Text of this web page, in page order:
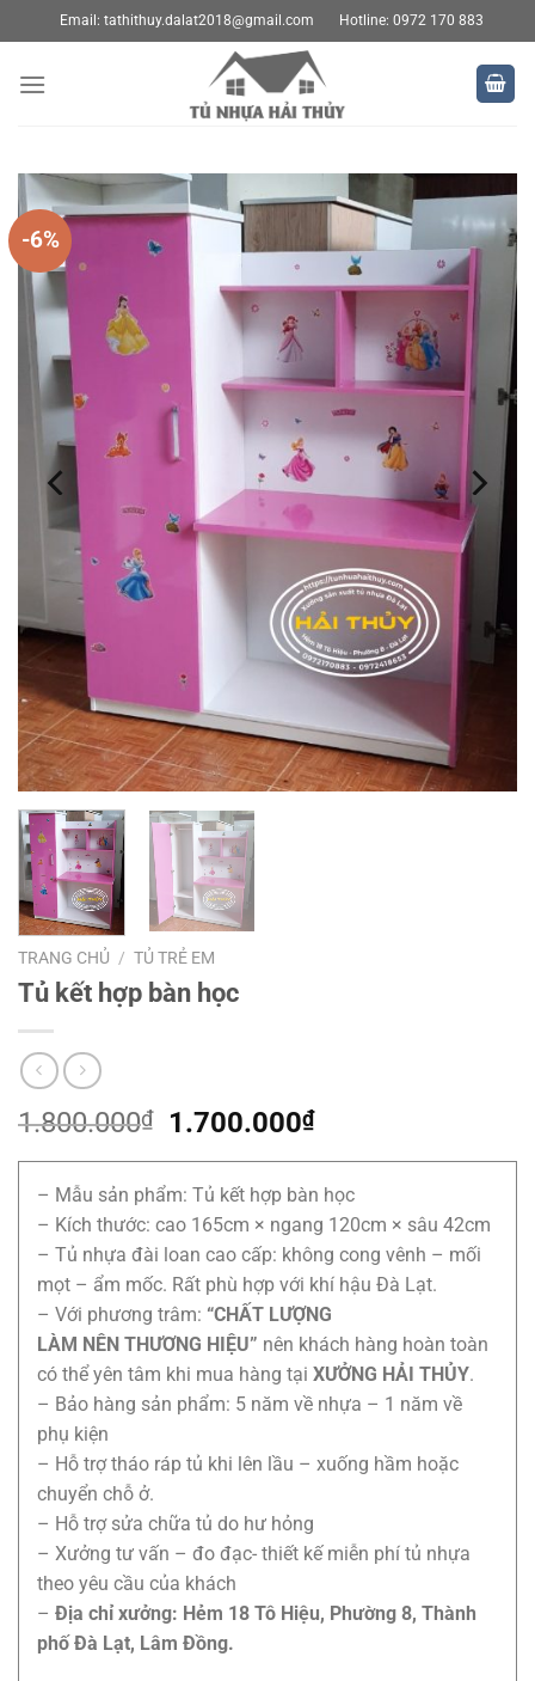
qua
nội
Email: tathithuy.dalat2018@gmail.com Hotline: 0972 170 883
-6%
TRANG CHỦ / TỦ TRẺ EM
Tủ kết hợp bàn học
1.800.000₫
Giá
là:
1.800.000₫.
1.700.000₫Giá
tại
là:
1.700.000₫.
– Mẫu sản phẩm: Tủ kết hợp bàn học
– Kích thước: cao 165cm × ngang 120cm × sâu 42cm
– Tủ nhựa đài loan cao cấp: không cong vênh – mối
mọt – ẩm mốc. Rất phù hợp với khí hậu Đà Lạt.
– Với phương trâm: “CHẤT LƯỢNG
LÀM NÊN THƯƠNG HIỆU” nên khách hàng hoàn toàn
có thể yên tâm khi mua hàng tại XƯỞNG HẢI THỦY.
– Bảo hàng sản phẩm: 5 năm về nhựa – 1 năm về
phụ kiện
– Hỗ trợ tháo ráp tủ khi lên lầu – xuống hầm hoặc
chuyển chỗ ở.
– Hỗ trợ sửa chữa tủ do hư hỏng
– Xưởng tư vấn – đo đạc- thiết kế miễn phí tủ nhựa
theo yêu cầu của khách
– Địa chỉ xưởng: Hẻm 18 Tô Hiệu, Phường 8, Thành
phố Đà Lạt, Lâm Đồng.